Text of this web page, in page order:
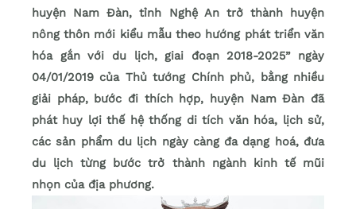
huyện Nam Đàn, tỉnh Nghệ An trở thành huyện
nông thôn mới kiểu mẫu theo hướng phát triển văn
hóa gắn với du lịch, giai đoạn 2018-2025” ngày
04/01/2019 của Thủ tướng Chính phủ, bằng nhiều
giải pháp, bước đi thích hợp, huyện Nam Đàn đã
phát huy lợi thế hệ thống di tích văn hóa, lịch sử,
các sản phẩm du lịch ngày càng đa dạng hoá, đưa
du lịch từng bước trở thành ngành kinh tế mũi
nhọn của địa phương.